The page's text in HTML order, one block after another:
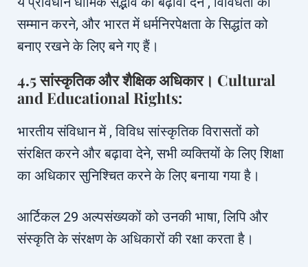
सम्मान करने, और भारत में धर्मनिरपेक्षता के सिद्धांत को
बनाए रखने के लिए बने गए हैं।
4.5 सांस्कृतिक और शैक्षिक अधिकार। Cultural
and Educational Rights:
भारतीय संविधान में , विविध सांस्कृतिक विरासतों को
संरक्षित करने और बढ़ावा देने, सभी व्यक्तियों के लिए शिक्षा
का अधिकार सुनिश्चित करने के लिए बनाया गया है।
आर्टिकल 29 अल्पसंख्यकों को उनकी भाषा, लिपि और
संस्कृति के संरक्षण के अधिकारों की रक्षा करता है।